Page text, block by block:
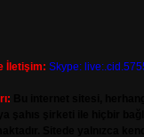
İletişim: Skype: